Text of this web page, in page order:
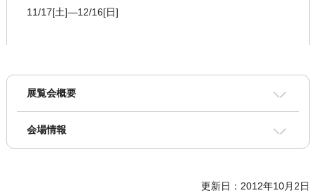
11/17[土]―12/16[日]
展覧会概要
会場情報
更新日：2012年10月2日